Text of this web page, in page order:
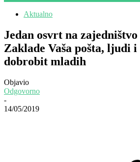
Aktualno
Jedan osvrt na
Zaklade Vaša pošta, ljudi
dobrobit mladih
Objavio
Odgovorno
-
14/05/2019